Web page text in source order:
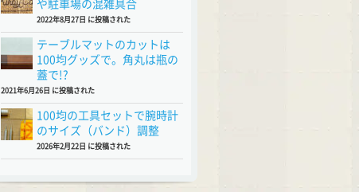
や駐車場の混雑具合
2022年8月27日 に投稿された
テーブルマットのカットは
100均グッズで。角丸は瓶の
蓋で!?
2021年6月26日 に投稿された
100均の工具セットで腕時計
のサイズ（バンド）調整
2026年2月22日 に投稿された